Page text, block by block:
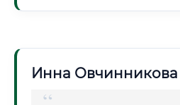
Инна Овчинникова